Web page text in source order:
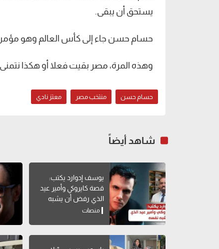
يستحق أن يبقى.
حسام حسن جاء إلى كأس العالم وهو
وهذه المرة، مصر بقيت فعلا أو هكذا
حسام حسن منتخب مصر معتز نادي
شاهد أيضاً
يوسف إدوارد يكتب:
قصة كايروكي وأمير عيد
الذي رفض أن يشبه
نفسه
منصات